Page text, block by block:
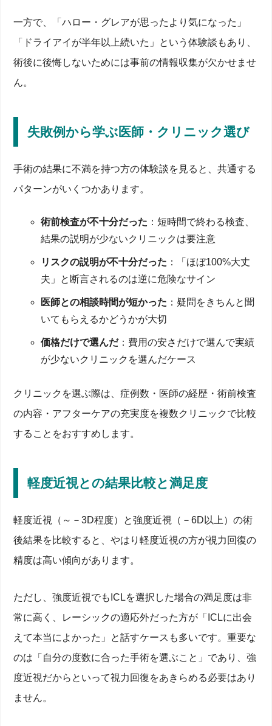
一方で、「ハロー・グレアが思ったより気になった」
「ドライアイが半年以上続いた」という体験談もあり、
術後に後悔しないためには事前の情報収集が欠かせませ
ん。
失敗例から学ぶ医師・クリニック選び
手術の結果に不満を持つ方の体験談を見ると、共通する
パターンがいくつかあります。
術前検査が不十分だった ：短時間で終わる検査、
結果の説明が少ないクリニックは要注意
リスクの説明が不十分だった ：「ほぼ100%大丈
夫」と断言されるのは逆に危険なサイン
医師との相談時間が短かった ：疑問をきちんと聞
いてもらえるかどうかが大切
価格だけで選んだ：費用の安さだけで選んで実績
が少ないクリニックを選んだケース
クリニックを選ぶ際は、症例数・医師の経歴・術前検査
の内容・アフターケアの充実度を複数クリニックで比較
することをおすすめします。
軽度近視との結果比較と満足度
軽度近視（～－3D程度）と強度近視（－6D以上）の術
後結果を比較すると、やはり軽度近視の方が視力回復の
精度は高い傾向があります。
ただし、強度近視でもICLを選択した場合の満足度は非
常に高く、レーシックの適応外だった方が「ICLに出会
えて本当によかった」と話すケースも多いです。重要な
のは「自分の度数に合った手術を選ぶこと」であり、強
度近視だからといって視力回復をあきらめる必要はあり
ません。